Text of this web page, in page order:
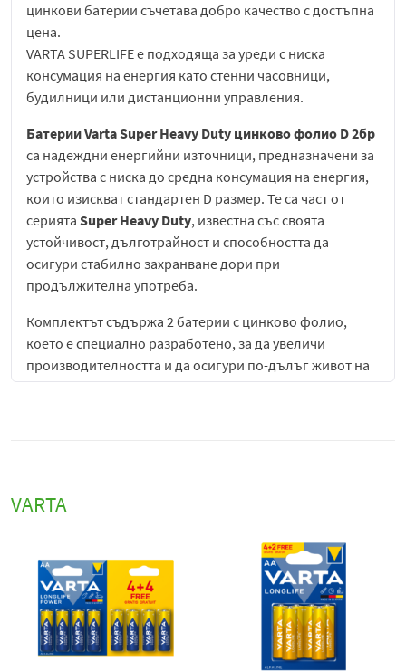
цинкови батерии съчетава добро качество с достъпна
цена.
VARTA SUPERLIFE е подходяща за уреди с ниска
консумация на енергия като стенни часовници,
будилници или дистанционни управления.
Батерии Varta Super Heavy Duty цинково фолио D 2бр
са надеждни енергийни източници, предназначени за
устройства с ниска до средна консумация на енергия,
които изискват стандартен D размер. Те са част от
серията Super Heavy Duty, известна със своята
устойчивост, дълготрайност и способността да
осигури стабилно захранване дори при
продължителна употреба.
Комплектът съдържа 2 батерии с цинково фолио,
което е специално разработено, за да увеличи
производителността и да осигури по-дълъг живот на
батериите в сравнение със стандартните цинкови
Varta Super Heavy Duty D
електрониката и дълготрайна работа на устройството.
Усилената цинкова технология осигурява стабилно
захранване по време на целия период на употреба,
като минимизира риска от внезапни спадове на
мощността и осигурява надеждност дори при
интензивно използване.
VARTA